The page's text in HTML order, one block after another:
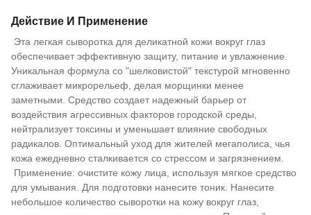
Действие И Применение
Эта легкая сыворотка для деликатной кожи вокруг глаз
обеспечивает эффективную защиту, питание и увлажнение.
Уникальная формула со "шелковистой" текстурой мгновенно
сглаживает микрорельеф, делая морщинки менее
заметными. Средство создает надежный барьер от
воздействия агрессивных факторов городской среды,
нейтрализует токсины и уменьшает влияние свободных
радикалов. Оптимальный уход для жителей мегаполиса, чья
кожа ежедневно сталкивается со стрессом и загрязнением.
Применение: очистите кожу лица, используя мягкое средство
для умывания. Для подготовки нанесите тоник. Нанесите
небольшое количество сыворотки на кожу вокруг глаз,